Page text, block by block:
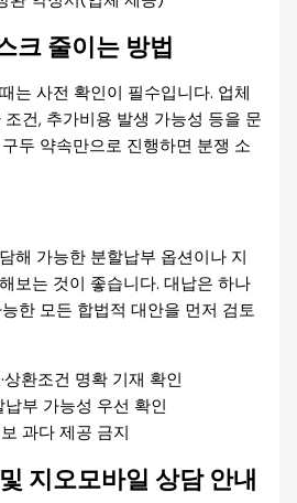
크 줄이는 방법
는 사전 확인이 필수입니다. 업체
조건, 추가비용 발생 가능성 등을 문
두 약속만으로 진행하면 분쟁 소
해 가능한 분할납부 옵션이나 지
보는 것이 좋습니다. 대납은 하나
한 모든 합법적 대안을 먼저 검토
상환조건 명확 기재 확인
부 가능성 우선 확인
과다 제공 금지
지오모바일 상담 안내